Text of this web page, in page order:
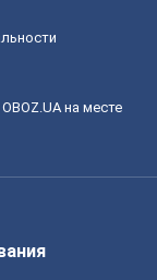
на месте